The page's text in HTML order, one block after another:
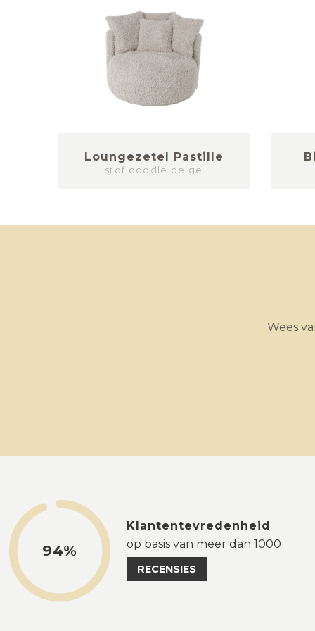
Loungezetel Pastille
stof doodle beige
Wees
94%
Klantentevredenheid
op basis van meer dan 1000
RECENSIES